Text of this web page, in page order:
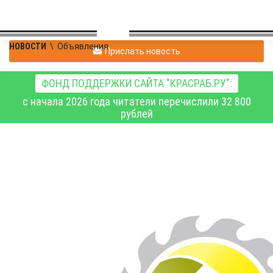
НОВОСТИ \ ОбъявленияПрислать новость
ФОНД ПОДДЕРЖКИ САЙТА "КРАСРАБ.РУ":
с начала 2026 года читатели перечислили 32 800
рублей